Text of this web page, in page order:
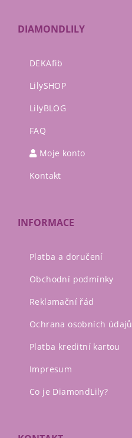
DIAMONDLILY
DEKAfib
LilySHOP
LilyBLOG
FAQ
Moje konto
Kontakt
INFORMACE
Platba a doručení
Obchodní podmínky
Reklamační řád
Ochrana osobních údajů
Platba kreditní kartou
Impresum
Co je DiamondLily?